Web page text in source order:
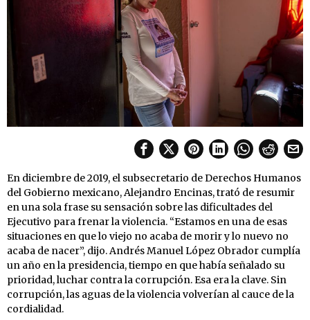
En diciembre de 2019, el subsecretario de Derechos Humanos
del Gobierno mexicano, Alejandro Encinas, trató de resumir
en una sola frase su sensación sobre las dificultades del
Ejecutivo para frenar la violencia. “Estamos en una de esas
situaciones en que lo viejo no acaba de morir y lo nuevo no
acaba de nacer”, dijo. Andrés Manuel López Obrador cumplía
un año en la presidencia, tiempo en que había señalado su
prioridad, luchar contra la corrupción. Esa era la clave. Sin
corrupción, las aguas de la violencia volverían al cauce de la
cordialidad.